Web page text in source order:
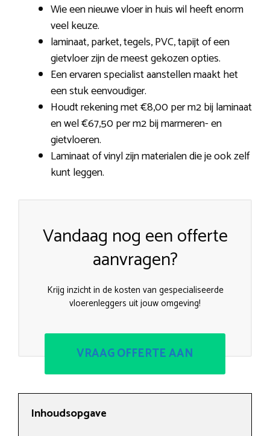
Wie een nieuwe vloer in huis wil heeft enorm
veel keuze.
laminaat, parket, tegels, PVC, tapijt of een
gietvloer zijn de meest gekozen opties.
Een ervaren specialist aanstellen maakt het
een stuk eenvoudiger.
Houdt rekening met €8,00 per m2 bij laminaat
en wel €67,50 per m2 bij marmeren- en
gietvloeren.
Laminaat of vinyl zijn materialen die je ook zelf
kunt leggen.
Vandaag nog een offerte
aanvragen?
Krijg inzicht in de kosten van gespecialiseerde
vloerenleggers uit jouw omgeving!
VRAAG OFFERTE AAN
Inhoudsopgave